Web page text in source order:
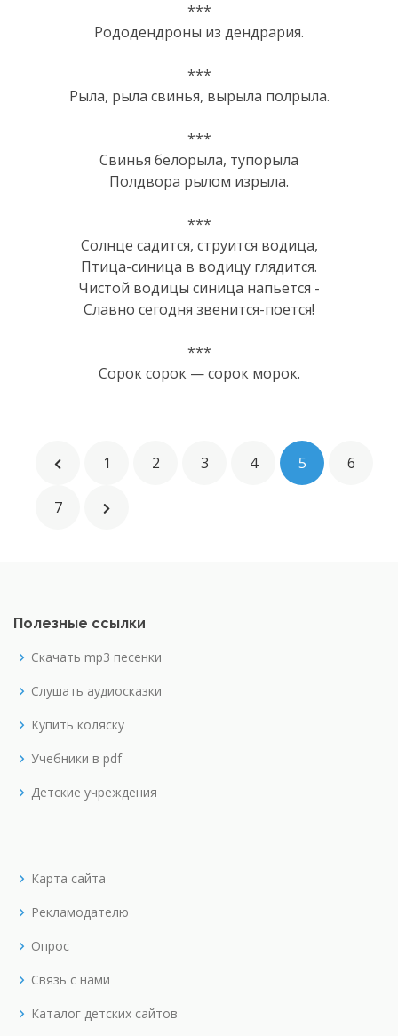
***
Рододендроны из дендрария.
***
Рыла, рыла свинья, вырыла полрыла.
***
Свинья белорыла, тупорыла
Полдвора рылом изрыла.
***
Солнце садится, струится водица,
Птица-синица в водицу глядится.
Чистой водицы синица напьется -
Славно сегодня звенится-поется!
***
Сорок сорок — сорок морок.
1 2 3 4 5 6
7
Полезные ссылки
Скачать mp3 песенки
Слушать аудиосказки
Купить коляску
Учебники в pdf
Детские учреждения
Карта сайта
Рекламодателю
Опрос
Связь с нами
Каталог детских сайтов